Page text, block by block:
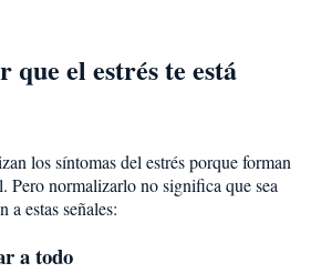
que el estrés te está
los síntomas del estrés porque forman
Pero normalizarlo no significa que sea
a estas señales:
a todo